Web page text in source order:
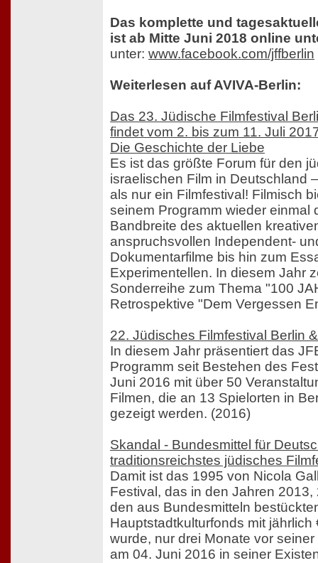
Das komplette und
ist ab Mitte Juni 2018 online
unter: www.facebook.com/jffberlin
Weiterlesen auf AVIVA-Berlin:
Das 23. Jüdische Filmfestival
findet vom 2. bis zum 11. Juli
Die Geschichte der Liebe
Es ist das größte Forum für den
israelischen Film in Deutschland
als nur ein Filmfestival! Filmisch
seinem Programm wieder einmal
Bandbreite des aktuellen
anspruchsvollen Independent-
Dokumentarfilme bis hin zum
Experimentellen. In diesem Jahr
Sonderreihe zum Thema "100
Retrospektive "Dem Vergessen
22. Jüdisches Filmfestival Berlin
In diesem Jahr präsentiert das
Programm seit Bestehen des
Juni 2016 mit über 50
Filmen, die an 13 Spielorten in
gezeigt werden. (2016)
Skandal - Bundesmittel für
traditionsreichstes jüdisches
Damit ist das 1995 von Nicola
Festival, das in den Jahren
den aus Bundesmitteln
Hauptstadtkulturfonds mit
wurde, nur drei Monate vor
am 04. Juni 2016 in seiner